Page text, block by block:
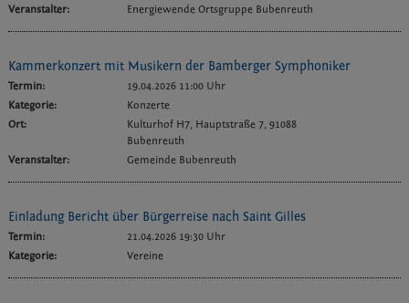
Veranstalter:
Energiewende Ortsgruppe Bubenreuth
Kammerkonzert mit Musikern der Bamberger Symphoniker
Termin:
19.04.2026 11:00 Uhr
Kategorie:
Konzerte
Ort:
Kulturhof H7, Hauptstraße 7, 91088
Bubenreuth
Veranstalter:
Gemeinde Bubenreuth
Einladung Bericht über Bürgerreise nach Saint Gilles
Termin:
21.04.2026 19:30 Uhr
Kategorie:
Vereine